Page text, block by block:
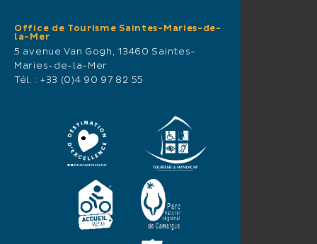
Office de Tourisme Saintes-Maries-de-
la-Mer
5 avenue Van Gogh, 13460 Saintes-
Maries-de-la-Mer
Tél. : +33 (0)4 90 97 82 55